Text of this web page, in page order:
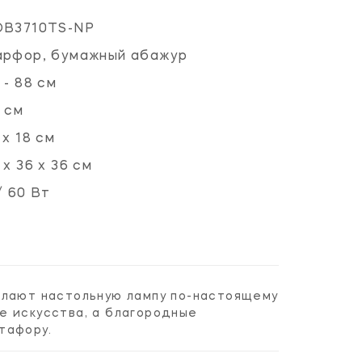
NP
бумажный абажур
- 88 см
см
х 18 см
х 36 х 36 см
60 Вт
настольную лампу по-настоящему
искусства, а благородные